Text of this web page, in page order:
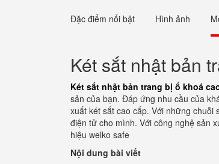
Đặc điểm nổi bật Hình ảnh
Két sắt nhật bản
Két sắt nhật bản trang bị ổ khoá
sản của bạn. Đáp ứng nhu cầu của
xuất két sắt cao cấp. Với những
điện tử cho mình. Với công nghệ sản
hiệu welko safe
Nội dung bài viết